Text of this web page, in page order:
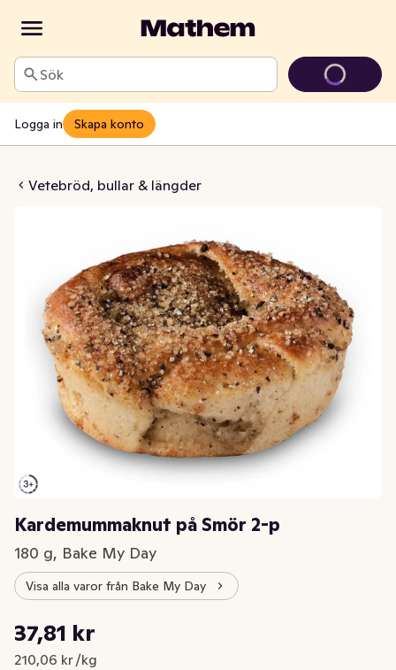
Sök
Logga in Skapa konto
Vetebröd, bullar & längder
på Smör 2-p
Kardemummaknut på Smör 2-p
180 g, Bake My Day
Visa alla varor från Bake My Day
Nuvarande pris är: 37,81 kr
37,81 kr
210,06 kr /kg
Styckpris: 210,06 kr /kg